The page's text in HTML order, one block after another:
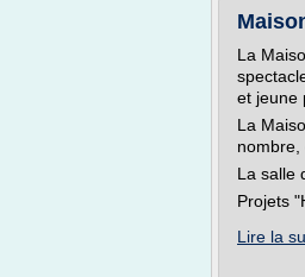
La
et jeune
La
nombre,
La salle
Projets
Lire la